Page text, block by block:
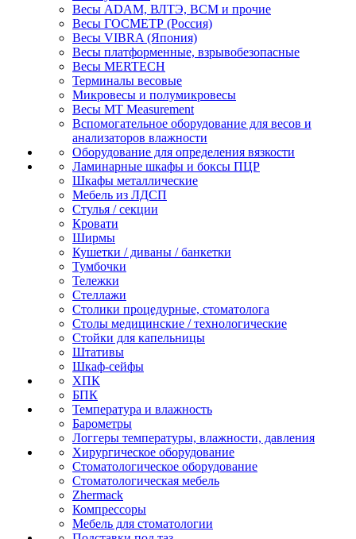
Весы ADAM, ВЛТЭ, BCM и прочие
Весы ГОСМЕТР (Россия)
Весы VIBRA (Япония)
Весы платформенные, взрывобезопасные
Весы MERTECH
Терминалы весовые
Микровесы и полумикровесы
Весы MT Measurement
Вспомогательное оборудование для весов и
анализаторов влажности
Оборудование для определения вязкости
Ламинарные шкафы и боксы ПЦР
Шкафы металлические
Мебель из ЛДСП
Стулья / секции
Кровати
Ширмы
Кушетки / диваны / банкетки
Тумбочки
Тележки
Стеллажи
Столики процедурные, стоматолога
Столы медицинские / технологические
Стойки для капельницы
Штативы
Шкаф-сейфы
ХПК
БПК
Температура и влажность
Барометры
Логгеры температуры, влажности, давления
Хирургическое оборудование
Стоматологическое оборудование
Стоматологическая мебель
Zhermack
Компрессоры
Мебель для стоматологии